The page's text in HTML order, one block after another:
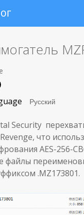
Security
что
AES-256-
файлы
.MZ173801.